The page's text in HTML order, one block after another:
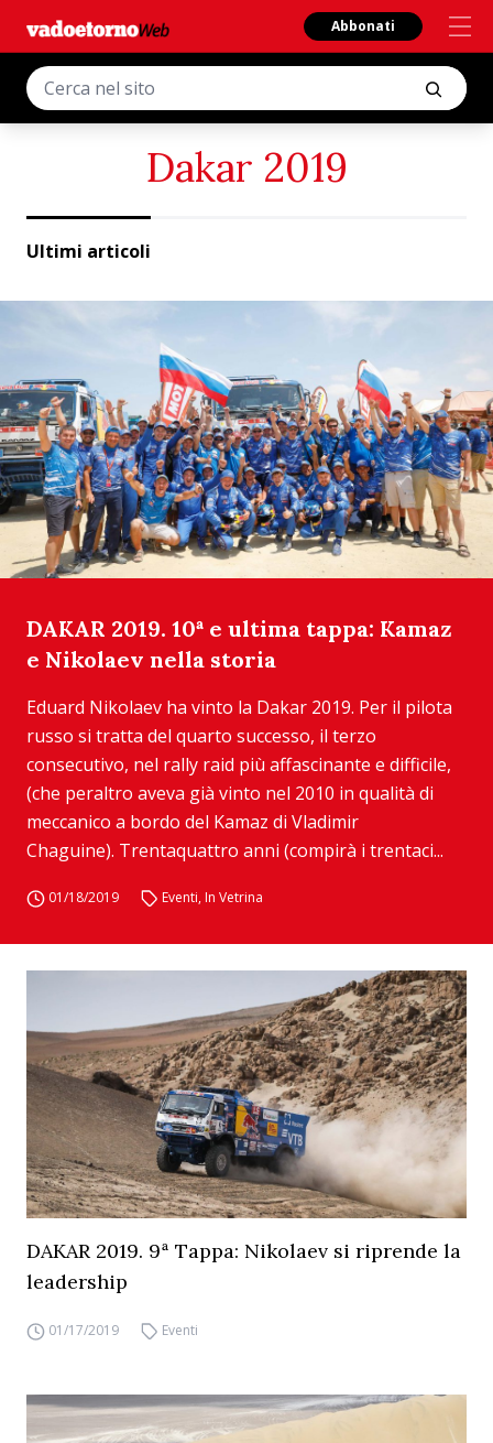
Abbonati
Dakar 2019
Ultimi articoli
DAKAR 2019. 10ª e ultima tappa: Kamaz
e Nikolaev nella storia
Eduard Nikolaev ha vinto la Dakar 2019. Per il pilota
russo si tratta del quarto successo, il terzo
consecutivo, nel rally raid più affascinante e difficile,
(che peraltro aveva già vinto nel 2010 in qualità di
meccanico a bordo del Kamaz di Vladimir
Chaguine). Trentaquattro anni (compirà i trentaci...
01/18/2019 Eventi, In Vetrina
DAKAR 2019. 9ª Tappa: Nikolaev si riprende la
leadership
01/17/2019 Eventi